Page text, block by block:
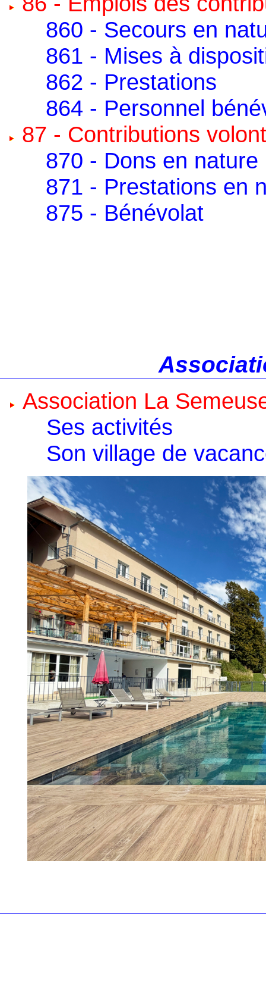
860 - Secours en
861 - Mises à
862 - Prestations
864 - Personnel
87 - Contributions
870 - Dons en nature
871 - Prestations en
875 - Bénévolat
Association La
Ses activités
Son village de